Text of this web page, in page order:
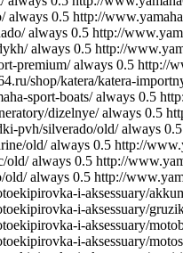
always 0.5 http://
always 0.5 http://
always 0.5 http://
premium/ always 0.5 http://
shop/katera/katera-
sport-boats/ always 0.5
dizelnye/ always 0.5
pvh/silverado/old/ always 0.5
old/ always 0.5 http://
old/ always 0.5 http://
old/ always 0.5 http://
i-aksessuary/
i-aksessuary/
i-aksessuary/
i-aksessuary/